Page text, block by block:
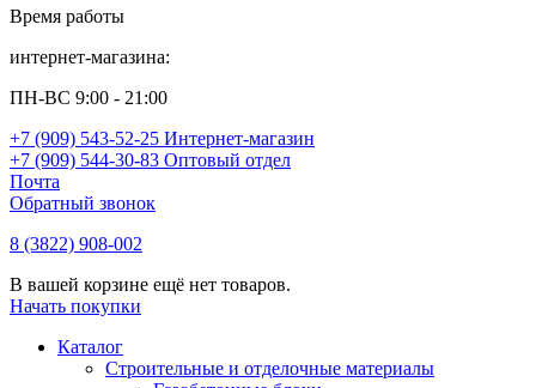
Время работы
интернет-магазина:
ПН-ВС 9:00 - 21:00
+7 (909) 543-52-25 Интернет-магазин
+7 (909) 544-30-83 Оптовый отдел
Почта
Обратный звонок
8 (3822) 908-002
В вашей корзине ещё нет товаров.
Начать покупки
Каталог
Строительные и отделочные материалы